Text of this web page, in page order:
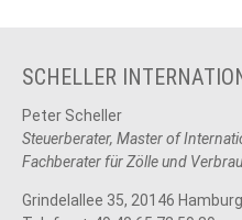
SCHELLER
Peter Scheller
Steuerberater, Master of
Fachberater für Zölle und
Grindelallee 35, 20146 Hamburg